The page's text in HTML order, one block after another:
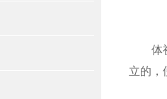
体视
立的，